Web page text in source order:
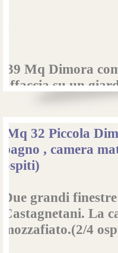
39 Mq Dimora
affaccia su un
Prestigioso
Mq 32 Piccola
bagno , camera
ospiti)
Due grandi
Castagnetani. La
mozzafiato.(2/4